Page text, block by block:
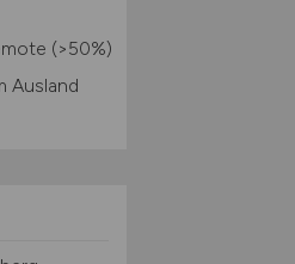
(>50%)
Ausland